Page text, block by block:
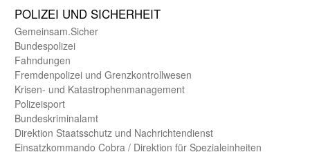
POLIZEI UND SICHER­HEIT
Gemein­sam.Sicher
Bundes­polizei
Fahndungen
Fremdenpolizei und Grenzkontrollwesen
Krisen- und Katastrophen­management
Polizeisport
Bundes­kriminal­amt
Direktion Staats­schutz und Nach­richten­dienst
Einsatz­kommando Cobra / Direktion für Spezialeinheiten